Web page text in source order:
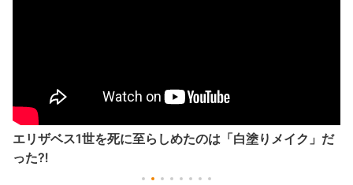
エリザベス1世を死に至らしめたのは「白塗りメイク」だ
った⁈